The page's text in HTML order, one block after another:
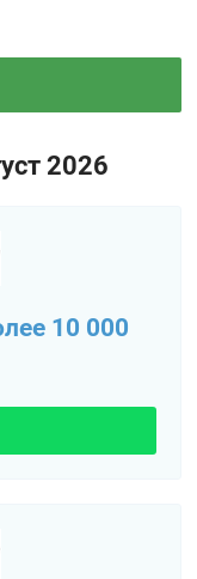
2026
10 000